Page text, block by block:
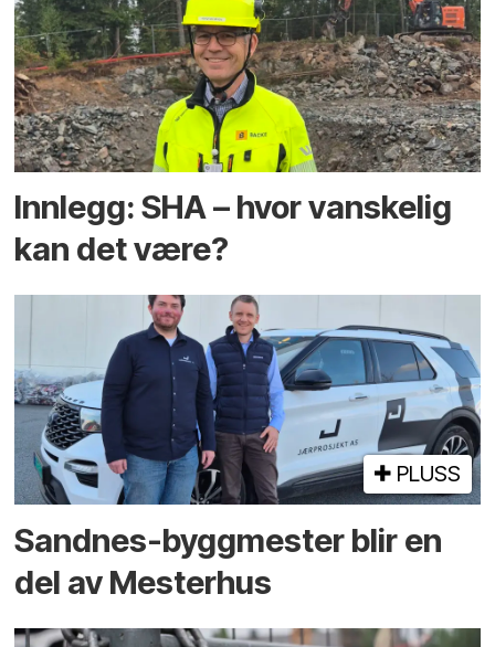
Innlegg: SHA – hvor vanskelig
kan det være?
PLUSS
Sandnes-byggmester blir en
del av Mesterhus